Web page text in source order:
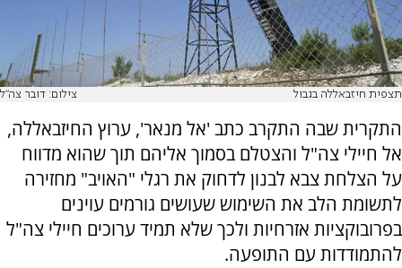
תצפית חיזבאללה בגבול צילום: דובר צה"ל
התקרית שבה התקרב כתב 'אל מנאר', ערוץ החיזבאללה,
אל חיילי צה"ל והצטלם בסמוך אליהם תוך שהוא מדווח
על הצלחת צבא לבנון לדחוק את רגלי "האויב" מחזירה
לתשומת הלב את השימוש שעושים גורמים עוינים
בפרובוקציות אזרחיות ולכך שלא תמיד ערוכים חיילי צה"ל
להתמודדות עם התופעה.